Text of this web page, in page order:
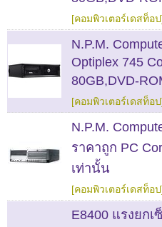
[คอมพิวเตอร์เดสท็อ
N.P.M.
Optiplex 745
80GB,DVD-
[คอมพิวเตอร์เดสท็อ
N.P.M.
ราคาถูก PC
เท่านั้น
[คอมพิวเตอร์เดสท็อ
E8400 แรงยก